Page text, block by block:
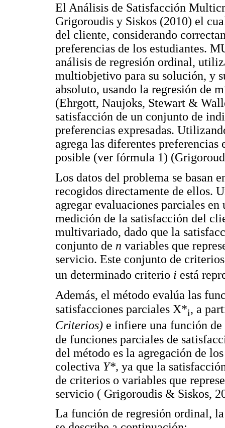
El Análisis de Satisfacción
Grigoroudis y Siskos (2010) el
del cliente, considerando
preferencias de los estudiantes.
análisis de regresión ordinal,
multiobjetivo para su solución, y
absoluto, usando la regresión de
(Ehrgott, Naujoks, Stewart &
satisfacción de un conjunto de
preferencias expresadas.
agrega las diferentes
posible (ver fórmula 1)
Los datos del problema se basan
recogidos directamente de ellos.
agregar evaluaciones parciales
medición de la satisfacción del
multivariado, dado que la
conjunto de n variables que
servicio. Este conjunto de
un determinado criterio i está
Además, el método evalúa las
satisfacciones parciales X*i, a
Criterios) e infiere una función
de funciones parciales de
del método es la agregación de
colectiva Y*, ya que la
de criterios o variables que
servicio ( Grigoroudis & Siskos,
La función de regresión ordinal,